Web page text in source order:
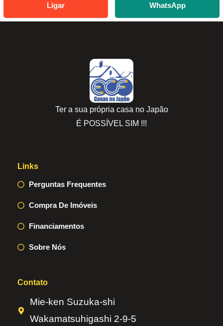
Ligar WhatsApp
Ter a sua própria casa no Japão
É POSSÍVEL SIM !!!
Links
Perguntas Frequentes
Compra De Imóveis
Financiamentos
Sobre Nós
Contato
Mie-ken Suzuka-shi
Wakamatsuhigashi 2-9-5